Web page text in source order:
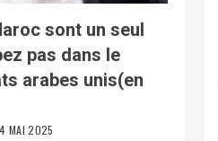
sont un seul
pas dans le
arabes unis(en
MAI 2025